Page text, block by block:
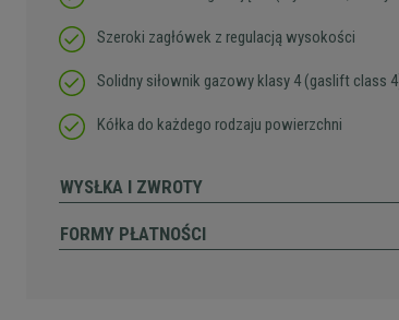
Szeroki zagłówek z regulacją wysokości
Solidny siłownik gazowy klasy 4 (gaslift class
Kółka do każdego rodzaju powierzchni
WYSŁKA I ZWROTY
FORMY PŁATNOŚCI